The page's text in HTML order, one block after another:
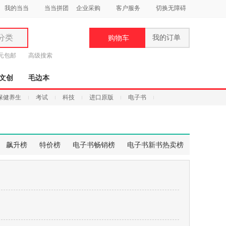
我的当当 当当拼团 企业采购 客户服务 切换无障碍
类
包邮 高级搜索
购物车 我的订单
创 毛边本
健养生 考试 科技 进口原版 电子书
飙升榜 特价榜 电子书畅销榜 电子书新书热卖榜